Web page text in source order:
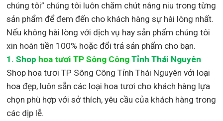
chúng tôi” chúng tôi luôn chăm chút nâng niu trong từng
sản phẩm để đem đến cho khách hàng sự hài lòng nhất.
Nếu không hài lòng với dịch vụ hay sản phẩm chúng tôi
xin hoàn tiền 100% hoặc đổi trả sản phẩm cho bạn.
1.Shop hoa tươi TP Sông Công Tỉnh Thái Nguyên
Shop hoa tươi TP Sông Công Tỉnh Thái Nguyên với loại
hoa đẹp, luôn sẵn các loại hoa tươi cho khách hàng lựa
chọn phù hợp với sở thích, yêu cầu của khách hàng trong
các dịp lễ.